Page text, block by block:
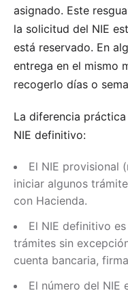
asignado. Este
la solicitud del NIE
está reservado. En
entrega en el mismo
recogerlo días o
La diferencia
NIE definitivo:
El NIE provisional
iniciar algunos
con Hacienda.
El NIE definitivo
trámites sin
cuenta bancaria,
El número del NIE